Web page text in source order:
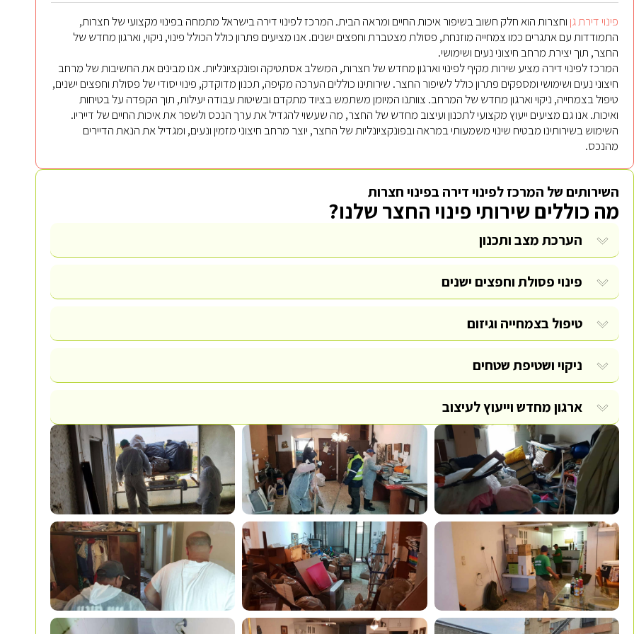
פינוי דירת גן וחצרות הוא חלק חשוב בשיפור איכות החיים ומראה הבית. המרכז לפינוי דירה בישראל מתמחה בפינוי מקצועי של חצרות,
התמודדות עם אתגרים כמו צמחייה מוזנחת, פסולת מצטברת וחפצים ישנים. אנו מציעים פתרון כולל הכולל פינוי, ניקוי, וארגון מחדש של
החצר, תוך יצירת מרחב חיצוני נעים ושימושי.
המרכז לפינוי דירה מציע שירות מקיף לפינוי וארגון מחדש של חצרות, המשלב אסתטיקה ופונקציונליות. אנו מבינים את החשיבות של מרחב
חיצוני נעים ושימושי ומספקים פתרון כולל לשיפור החצר. שירותינו כוללים הערכה מקיפה, תכנון מדוקדק, פינוי יסודי של פסולת וחפצים ישנים,
טיפול בצמחייה, ניקוי וארגון מחדש של המרחב. צוותנו המיומן משתמש בציוד מתקדם ובשיטות עבודה יעילות, תוך הקפדה על בטיחות
ואיכות. אנו גם מציעים ייעוץ מקצועי לתכנון ועיצוב מחדש של החצר, מה שעשוי להגדיל את ערך הנכס ולשפר את איכות החיים של דייריו.
השימוש בשירותינו מבטיח שינוי משמעותי במראה ובפונקציונליות של החצר, יוצר מרחב חיצוני מזמין ונעים, ומגדיל את הנאת הדיירים
מהנכס.
השירותים של המרכז לפינוי דירה בפינוי חצרות
מה כוללים שירותי פינוי החצר שלנו?
הערכת מצב ותכנון
פינוי פסולת וחפצים ישנים
טיפול בצמחייה וגיזום
ניקוי ושטיפת שטחים
ארגון מחדש וייעוץ לעיצוב